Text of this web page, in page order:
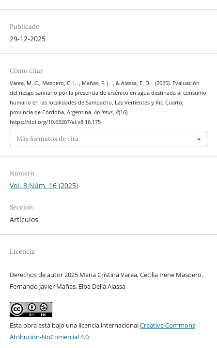
Publicado
29-12-2025
Cómo citar
Varea, M. C., Masoero, C. I. ., Mañas, F. J. ., & Aiassa, E. D. . (2025). Evaluación
del riesgo sanitario por la presencia de arsénico en agua destinada al consumo
humano en las localidades de Sampacho, Las Vertientes y Rio Cuarto,
provincia de Córdoba, Argentina. Ab Intus, 8(16).
https://doi.org/10.63207/ai.v8i16.175
Más formatos de cita
Número
Vol. 8 Núm. 16 (2025)
Sección
Artículos
Licencia
Derechos de autor 2025 Maria Cristina Varea, Cecilia Irene Masoero,
Fernando Javier Mañas, Elba Delia Aiassa
Esta obra está bajo una licencia internacionalCreative Commons
Atribución-NoComercial 4.0.